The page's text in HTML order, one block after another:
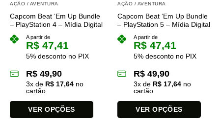
AÇÃO / AVENTURA
Capcom Beat ‘Em Up Bundle
– PlayStation 4 – Mídia Digital
A partir de
R$ 47,41
5% desconto no PIX
R$ 49,90
3x de R$ 17,64 no
cartão
VER OPÇÕES
AÇÃO / AVENTURA
Capcom Beat ‘Em Up Bundle
– PlayStation 5 – Mídia Digital
A partir de
R$ 47,41
5% desconto no PIX
R$ 49,90
3x de R$ 17,64 no
cartão
VER OPÇÕES